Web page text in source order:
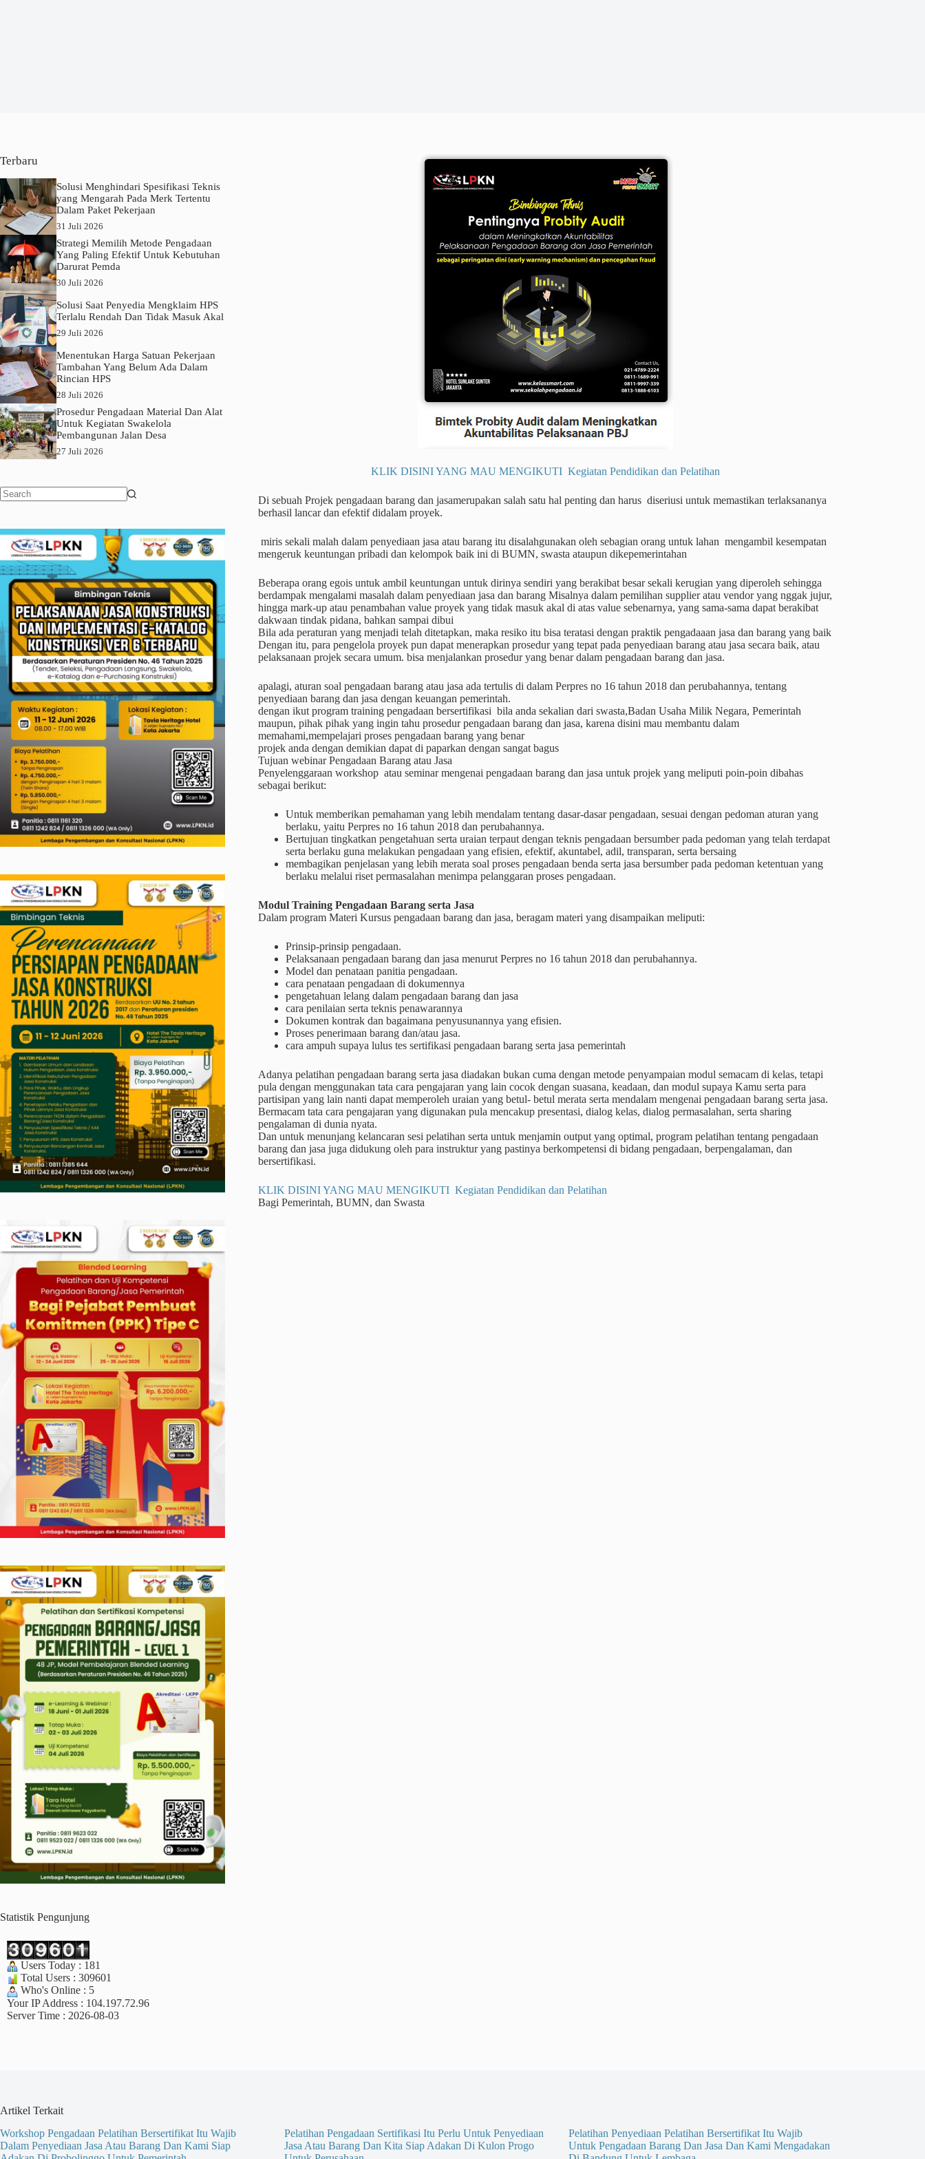
KLIK DISINI YANG MAU MENGIKUTI Kegiatan Pendidikan dan Pelatihan
Di sebuah Projek pengadaan barang dan jasamerupakan salah satu hal penting dan harus diseriusi untuk memastikan terlaksananya
berhasil lancar dan efektif didalam proyek.
miris sekali malah dalam penyediaan jasa atau barang itu disalahgunakan oleh sebagian orang untuk lahan mengambil kesempatan
mengeruk keuntungan pribadi dan kelompok baik ini di BUMN, swasta ataupun dikepemerintahan
Beberapa orang egois untuk ambil keuntungan untuk dirinya sendiri yang berakibat besar sekali kerugian yang diperoleh sehingga
berdampak mengalami masalah dalam penyediaan jasa dan barang Misalnya dalam pemilihan supplier atau vendor yang nggak jujur,
hingga mark-up atau penambahan value proyek yang tidak masuk akal di atas value sebenarnya, yang sama-sama dapat berakibat
dakwaan tindak pidana, bahkan sampai dibui
Bila ada peraturan yang menjadi telah ditetapkan, maka resiko itu bisa teratasi dengan praktik pengadaaan jasa dan barang yang baik
Dengan itu, para pengelola proyek pun dapat menerapkan prosedur yang tepat pada penyediaan barang atau jasa secara baik, atau
pelaksanaan projek secara umum. bisa menjalankan prosedur yang benar dalam pengadaan barang dan jasa.
apalagi, aturan soal pengadaan barang atau jasa ada tertulis di dalam Perpres no 16 tahun 2018 dan perubahannya, tentang
penyediaan barang dan jasa dengan keuangan pemerintah.
dengan ikut program training pengadaan bersertifikasi bila anda sekalian dari swasta,Badan Usaha Milik Negara, Pemerintah
maupun, pihak pihak yang ingin tahu prosedur pengadaan barang dan jasa, karena disini mau membantu dalam
memahami,mempelajari proses pengadaan barang yang benar
projek anda dengan demikian dapat di paparkan dengan sangat bagus
Tujuan webinar Pengadaan Barang atau Jasa
Penyelenggaraan workshop atau seminar mengenai pengadaan barang dan jasa untuk projek yang meliputi poin-poin dibahas
sebagai berikut:
Untuk memberikan pemahaman yang lebih mendalam tentang dasar-dasar pengadaan, sesuai dengan pedoman aturan yang
berlaku, yaitu Perpres no 16 tahun 2018 dan perubahannya.
Bertujuan tingkatkan pengetahuan serta uraian terpaut dengan teknis pengadaan bersumber pada pedoman yang telah terdapat
serta berlaku guna melakukan pengadaan yang efisien, efektif, akuntabel, adil, transparan, serta bersaing
membagikan penjelasan yang lebih merata soal proses pengadaan benda serta jasa bersumber pada pedoman ketentuan yang
berlaku melalui riset permasalahan menimpa pelanggaran proses pengadaan.
Modul Training Pengadaan Barang serta Jasa
Dalam program Materi Kursus pengadaan barang dan jasa, beragam materi yang disampaikan meliputi:
Prinsip-prinsip pengadaan.
Pelaksanaan pengadaan barang dan jasa menurut Perpres no 16 tahun 2018 dan perubahannya.
Model dan penataan panitia pengadaan.
cara penataan pengadaan di dokumennya
pengetahuan lelang dalam pengadaan barang dan jasa
cara penilaian serta teknis penawarannya
Dokumen kontrak dan bagaimana penyusunannya yang efisien.
Proses penerimaan barang dan/atau jasa.
cara ampuh supaya lulus tes sertifikasi pengadaan barang serta jasa pemerintah
Adanya pelatihan pengadaan barang serta jasa diadakan bukan cuma dengan metode penyampaian modul semacam di kelas, tetapi
pula dengan menggunakan tata cara pengajaran yang lain cocok dengan suasana, keadaan, dan modul supaya Kamu serta para
partisipan yang lain nanti dapat memperoleh uraian yang betul- betul merata serta mendalam mengenai pengadaan barang serta jasa.
Bermacam tata cara pengajaran yang digunakan pula mencakup presentasi, dialog kelas, dialog permasalahan, serta sharing
pengalaman di dunia nyata.
Dan untuk menunjang kelancaran sesi pelatihan serta untuk menjamin output yang optimal, program pelatihan tentang pengadaan
barang dan jasa juga didukung oleh para instruktur yang pastinya berkompetensi di bidang pengadaan, berpengalaman, dan
bersertifikasi.
KLIK DISINI YANG MAU MENGIKUTI Kegiatan Pendidikan dan Pelatihan
Bagi Pemerintah, BUMN, dan Swasta
Terbaru
Solusi Menghindari Spesifikasi Teknis
yang Mengarah Pada Merk Tertentu
Dalam Paket Pekerjaan
31 Juli 2026
Strategi Memilih Metode Pengadaan
Yang Paling Efektif Untuk Kebutuhan
Darurat Pemda
30 Juli 2026
Solusi Saat Penyedia Mengklaim HPS
Terlalu Rendah Dan Tidak Masuk Akal
29 Juli 2026
Menentukan Harga Satuan Pekerjaan
Tambahan Yang Belum Ada Dalam
Rincian HPS
28 Juli 2026
Prosedur Pengadaan Material Dan Alat
Untuk Kegiatan Swakelola
Pembangunan Jalan Desa
27 Juli 2026
Statistik Pengunjung
Users Today : 181
Total Users : 309601
Who's Online : 5
Your IP Address : 104.197.72.96
Server Time : 2026-08-03
Artikel Terkait
Workshop Pengadaan Pelatihan Bersertifikat Itu Wajib
Dalam Penyediaan Jasa Atau Barang Dan Kami Siap
Pelatihan Pengadaan Sertifikasi Itu Perlu Untuk Penyediaan
Jasa Atau Barang Dan Kita Siap Adakan Di Kulon Progo
Pelatihan Penyediaan Pelatihan Bersertifikat Itu Wajib
Untuk Pengadaan Barang Dan Jasa Dan Kami Mengadakan